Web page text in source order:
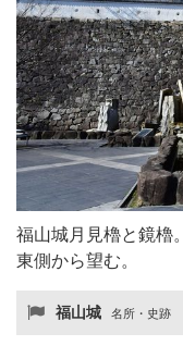
福山城月見櫓と鏡櫓。
東側から望む。
福山城 名所・史跡